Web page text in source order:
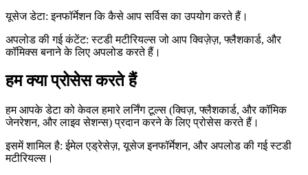
यूसेज डेटा: इनफॉर्मेशन कि कैसे आप सर्विस का उपयोग करते हैं।
अपलोड की गई कंटेंट: स्टडी मटीरियल्स जो आप क्विज़ेज़, फ्लैशकार्ड, और
कॉमिक्स बनाने के लिए अपलोड करते हैं।
हम क्या प्रोसेस करते हैं
हम आपके डेटा को केवल हमारे लर्निंग टूल्स (क्विज़, फ्लैशकार्ड, और कॉमिक
जेनरेशन, और लाइव सेशन्स) प्रदान करने के लिए प्रोसेस करते हैं।
इसमें शामिल है: ईमेल एड्रेसेज़, यूसेज इनफॉर्मेशन, और अपलोड की गई स्टडी
मटीरियल्स।